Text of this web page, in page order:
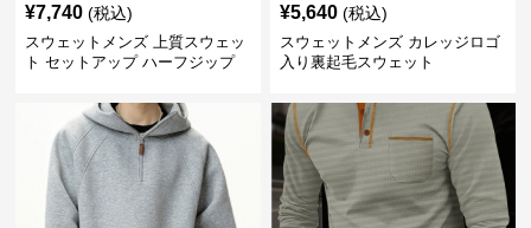
¥7,740 (税込)
スウェットメンズ 上質スウェッ
ト セットアップ ハーフジップ
¥5,640 (税込)
スウェットメンズ カレッジロゴ
入り裏起毛スウェット